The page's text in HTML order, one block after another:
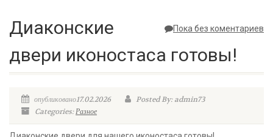
Пока без коментариев
Диаконские
двери иконостаса готовы!
опубликовано17.02.2026
Posted By: admin73
Categories:Разное